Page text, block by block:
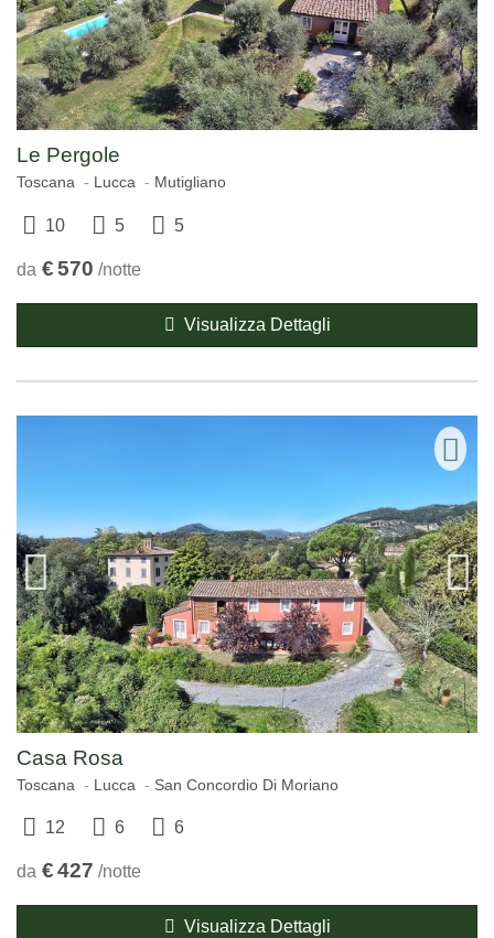
Le Pergole
Toscana Lucca Mutigliano
10 5 5
da €570 /notte
Visualizza Dettagli
Casa Rosa
Toscana Lucca San Concordio Di Moriano
12 6 6
da €427 /notte
Visualizza Dettagli